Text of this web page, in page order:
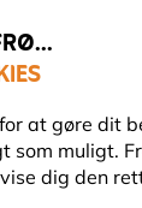
at gøre dit
som muligt.
dig den
Fri fragt over
dages nem